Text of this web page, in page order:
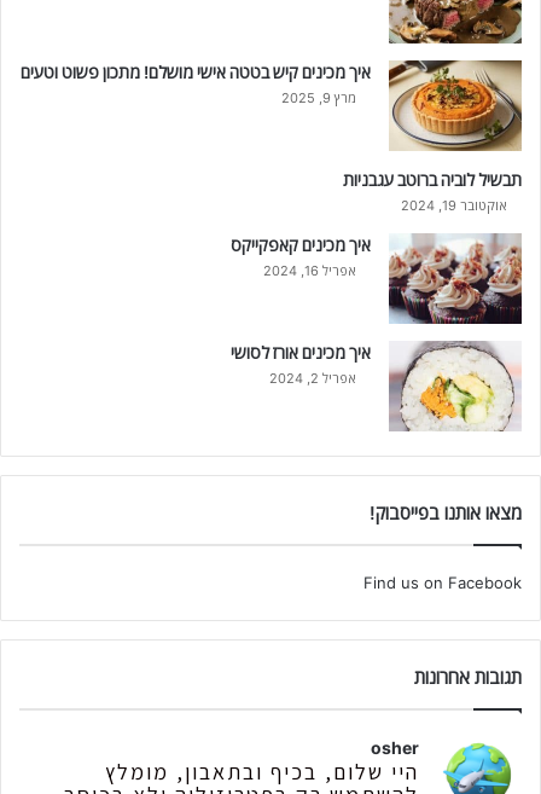
איך מכינים קיש בטטה אישי מושלם! מתכון פשוט וטעים
מרץ 9, 2025
תבשיל לוביה ברוטב עגבניות
אוקטובר 19, 2024
איך מכינים קאפקייקס
אפריל 16, 2024
איך מכינים אורז לסושי
אפריל 2, 2024
מצאו אותנו בפייסבוק!
Find us on Facebook
תגובות אחרונות
osher
היי שלום, בכיף ובתאבון, מומלץ